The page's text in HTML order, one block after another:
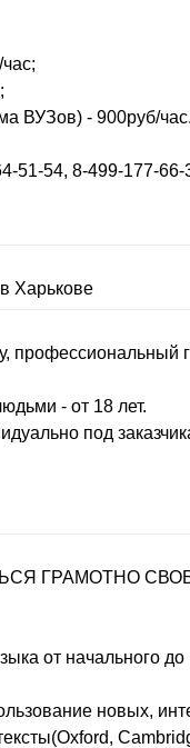
ВУЗов) - 900руб/
51-54, 8-499-177-66-
Харькове
профессиональный
- от 18 лет.
под
ГРАМОТНО
от начального
новых,
Oxford,